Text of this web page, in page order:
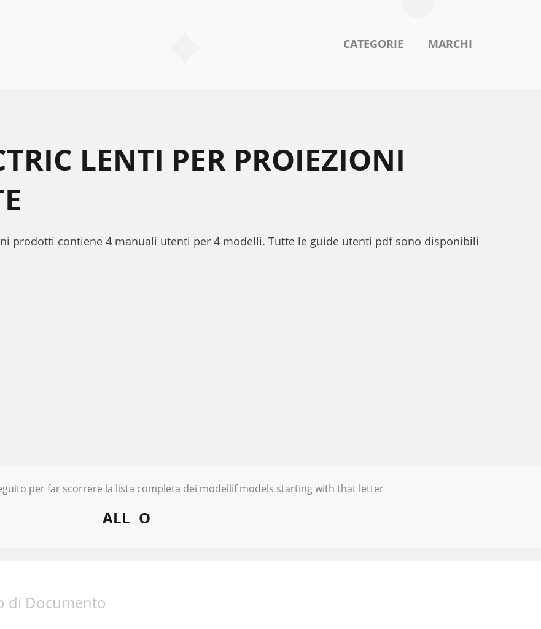
CATEGORIE MARCHI
LENTI PER PROIEZIONI
prodotti contiene 4 manuali utenti per 4 modelli. Tutte le guide utenti pdf sono disponibili
per far scorrere la lista completa dei modellif models starting with that letter
ALL O
di Documento